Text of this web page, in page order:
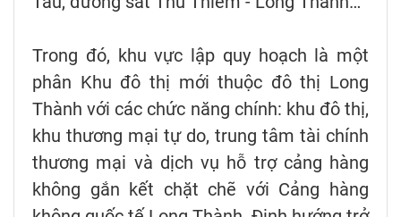
Trong đó, khu vực lập quy hoạch là một
phân Khu đô thị mới thuộc đô thị Long
Thành với các chức năng chính: khu đô thị,
khu thương mại tự do, trung tâm tài chính
thương mại và dịch vụ hỗ trợ cảng hàng
không gắn kết chặt chẽ với Cảng hàng